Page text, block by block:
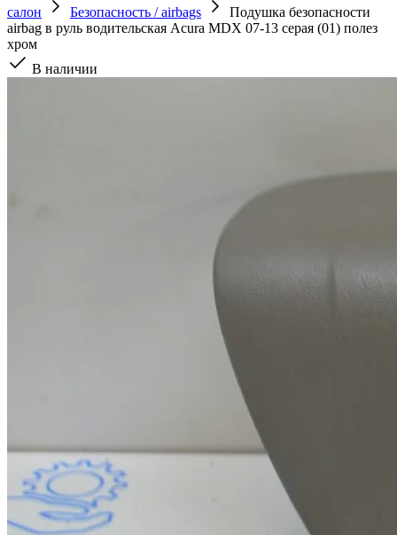
салон
Безопасность / airbags
Подушка безопасности
airbag в руль водительская Acura MDX 07-13 серая (01) полез
хром
В наличии